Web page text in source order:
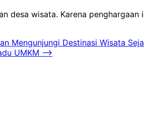
desa wisata. Karena
Mengunjungi Destinasi Wisata
UMKM ⟶